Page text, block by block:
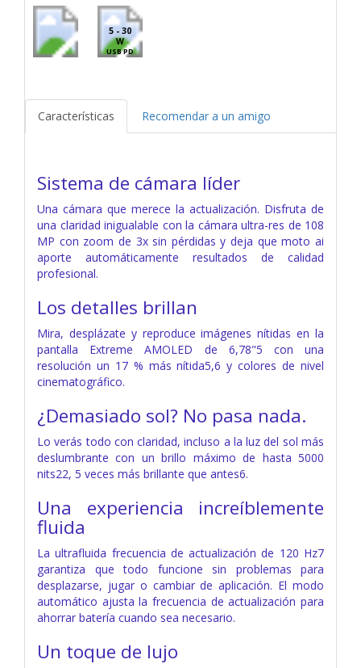
5 - 30
W
USB PD
Características Recomendar a un amigo
Sistema de cámara líder
Una cámara que merece la actualización. Disfruta de
una claridad inigualable con la cámara ultra-res de 108
MP con zoom de 3x sin pérdidas y deja que moto ai
aporte automáticamente resultados de calidad
profesional.
Los detalles brillan
Mira, desplázate y reproduce imágenes nítidas en la
pantalla Extreme AMOLED de 6,78"5 con una
resolución un 17 % más nítida5,6 y colores de nivel
cinematográfico.
¿Demasiado sol? No pasa nada.
Lo verás todo con claridad, incluso a la luz del sol más
deslumbrante con un brillo máximo de hasta 5000
nits22, 5 veces más brillante que antes6.
Una experiencia increíblemente
fluida
La ultrafluida frecuencia de actualización de 120 Hz7
garantiza que todo funcione sin problemas para
desplazarse, jugar o cambiar de aplicación. El modo
automático ajusta la frecuencia de actualización para
ahorrar batería cuando sea necesario.
Un toque de lujo